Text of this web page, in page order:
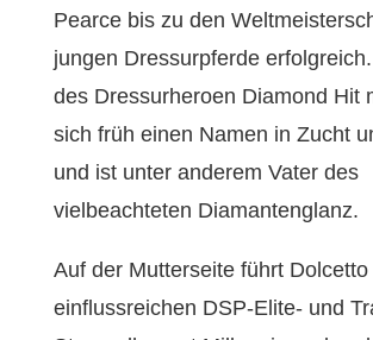
Pearce bis zu den
jungen Dressurpferde
des Dressurheroen Diamond Hit
sich früh einen Namen in Zucht
und ist unter anderem Vater des
vielbeachteten Diamantenglanz.
Auf der Mutterseite führt Dolcetto
einflussreichen DSP-Elite- und